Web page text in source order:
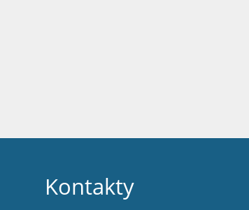
Kontakty